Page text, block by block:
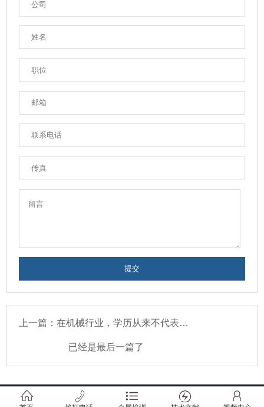
上一篇：在机械行业，学历从来不代表能力
已经是最后一篇了
PMTT精密成形（北京）技术中心版权所有 京ICP备19006662号